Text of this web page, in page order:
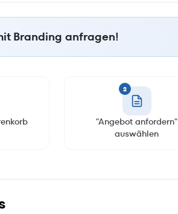
Branding anfragen!
2
"Angebot anfordern"
auswählen